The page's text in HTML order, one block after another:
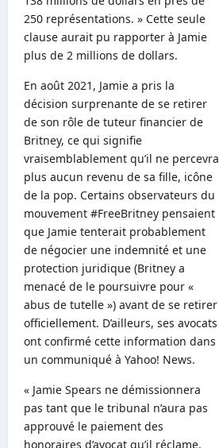
250 représentations. » Cette seule
clause aurait pu rapporter à Jamie
plus de 2 millions de dollars.
En août 2021, Jamie a pris la
décision surprenante de se retirer
de son rôle de tuteur financier de
Britney, ce qui signifie
vraisemblablement qu’il ne percevra
plus aucun revenu de sa fille, icône
de la pop. Certains observateurs du
mouvement #FreeBritney pensaient
que Jamie tenterait probablement
de négocier une indemnité et une
protection juridique (Britney a
menacé de le poursuivre pour «
abus de tutelle ») avant de se retirer
officiellement. D’ailleurs, ses avocats
ont confirmé cette information dans
un communiqué à Yahoo! News.
« Jamie Spears ne démissionnera
pas tant que le tribunal n’aura pas
approuvé le paiement des
honoraires d’avocat qu’il réclame,